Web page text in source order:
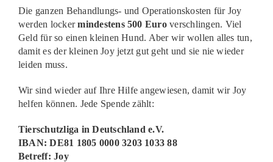
Die ganzen Behandlungs- und Operationskosten für Joy
werden lockermindestens 500 Euroverschlingen. Viel
Geld für so einen kleinen Hund. Aber wir wollen alles tun,
damit es der kleinen Joy jetzt gut geht und sie nie wieder
leiden muss.
Wir sind wieder auf Ihre Hilfe angewiesen, damit wir Joy
helfen können. Jede Spende zählt:
Tierschutzliga in Deutschland e.V.
IBAN: DE81 1805 0000 3203 1033 88
Betreff: Joy